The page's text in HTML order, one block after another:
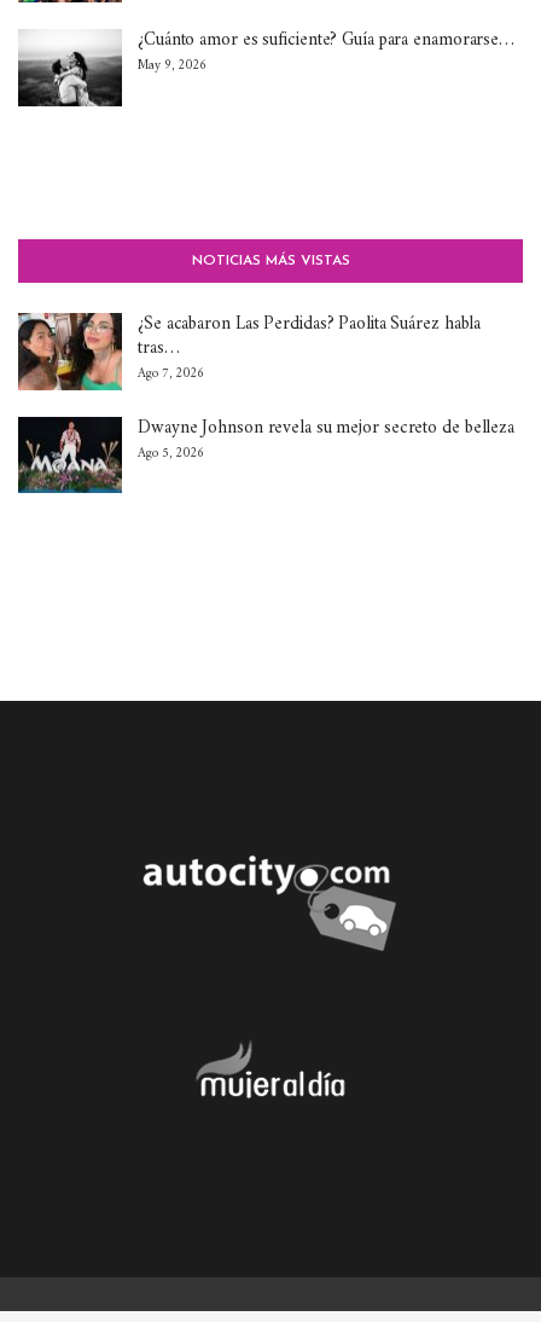
¿Cuánto amor es suficiente? Guía para enamorarse…
May 9, 2026
NOTICIAS MÁS VISTAS
¿Se acabaron Las Perdidas? Paolita Suárez habla
tras…
Ago 7, 2026
Dwayne Johnson revela su mejor secreto de belleza
Ago 5, 2026